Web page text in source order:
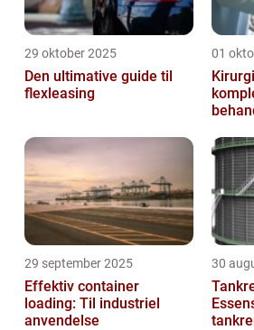
29 oktober 2025
Den ultimative guide til
flexleasing
01
29 september 2025
Effektiv container
loading: Til industriel
anvendelse
30